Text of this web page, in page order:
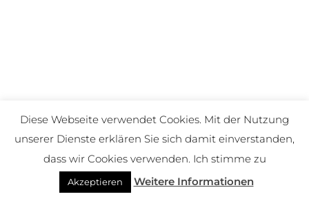
Diese Webseite verwendet Cookies. Mit der Nutzung
unserer Dienste erklären Sie sich damit einverstanden,
dass wir Cookies verwenden. Ich stimme zu
Akzeptieren Weitere Informationen